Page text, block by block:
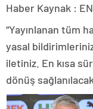
Haber Kaynak :
“Yayınlanan tüm
yasal
iletiniz. En kısa
dönüş